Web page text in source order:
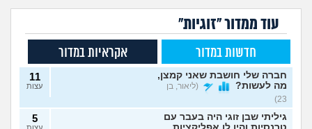
עוד ממדור "זוגיות"
חדשות במדור אקראיות במדור
חברה שלי חושבת שאני קמצן,
מה לעשות?
(ליאור, בן
23)
11
עצות
גיליתי שבן זוגי היה בעבר עם
5
עצות